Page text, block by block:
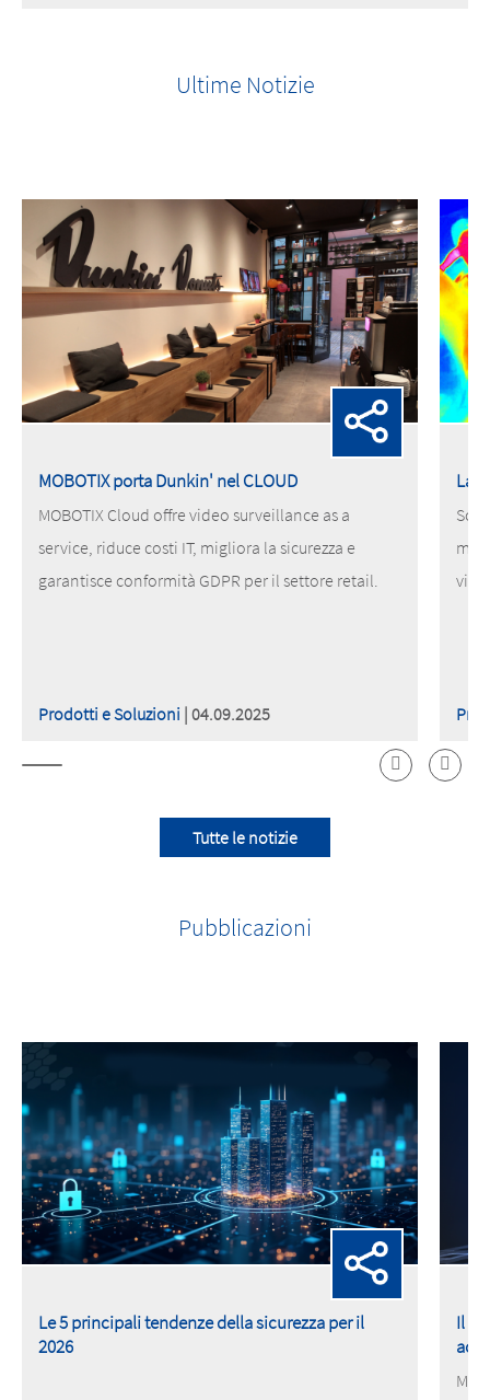
Ultime Notizie
MOBOTIX porta Dunkin' nel CLOUD
MOBOTIX Cloud offre video surveillance as a
service, riduce costi IT, migliora la sicurezza e
garantisce conformità GDPR per il settore retail.
Prodotti e Soluzioni | 04.09.2025
La
Tutte le notizie
Pubblicazioni
Le 5 principali tendenze della sicurezza per il
2026
Il